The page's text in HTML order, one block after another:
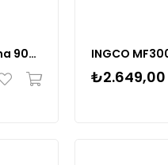
Gws 9-115 115mm Profesyonel Avuç Taşlama 900 Watt INGCO
₺2.649,00